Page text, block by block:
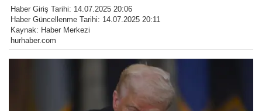
Haber Giriş Tarihi: 14.07.2025 20:06
Haber Güncellenme Tarihi: 14.07.2025 20:11
Kaynak: Haber Merkezi
hurhaber.com